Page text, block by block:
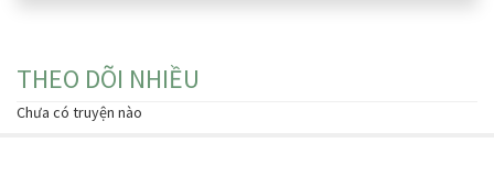
THEO DÕI NHIỀU
Chưa có truyện nào